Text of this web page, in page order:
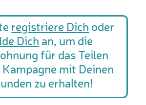
registriere Dich oder
Dich an, um die
für das Teilen
Kampagne mit Deinen
zu erhalten!